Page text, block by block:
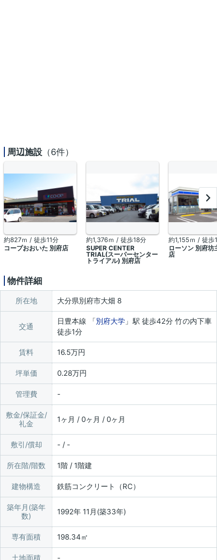
周辺施設 （6件）
約827ｍ / 徒歩11分
コープおおいた 別府店
約1,376ｍ / 徒歩18分
SUPER CENTER
TRIAL(スーパーセンター
トライアル) 別府店
約1,155ｍ / 徒歩
ローソン 別府坊
店
物件詳細
所在地 大分県別府市大畑 8
交通
日豊本線 「別府大学 」駅 徒歩42分 竹の内下車
徒歩1分
賃料 16.5万円
坪単価 0.28万円
管理費
敷金/保証金/
礼金
1ヶ月 / 0ヶ月 / 0ヶ月
敷引/償却 - / -
所在階/階数 1階 / 1階建
建物構造 鉄筋コンクリート（RC）
築年月(築年
数)
1992年 11月(築33年)
専有面積 198.34㎡
土地面積